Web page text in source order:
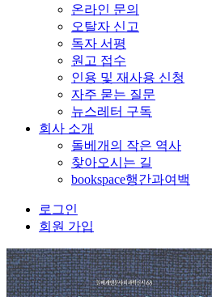
온라인 문의
오탈자 신고
독자 서평
원고 접수
인용 및 재사용 신청
자주 묻는 질문
뉴스레터 구독
회사 소개
돌베개의 작은 역사
찾아오시는 길
bookspace행간과여백
로그인
회원 가입